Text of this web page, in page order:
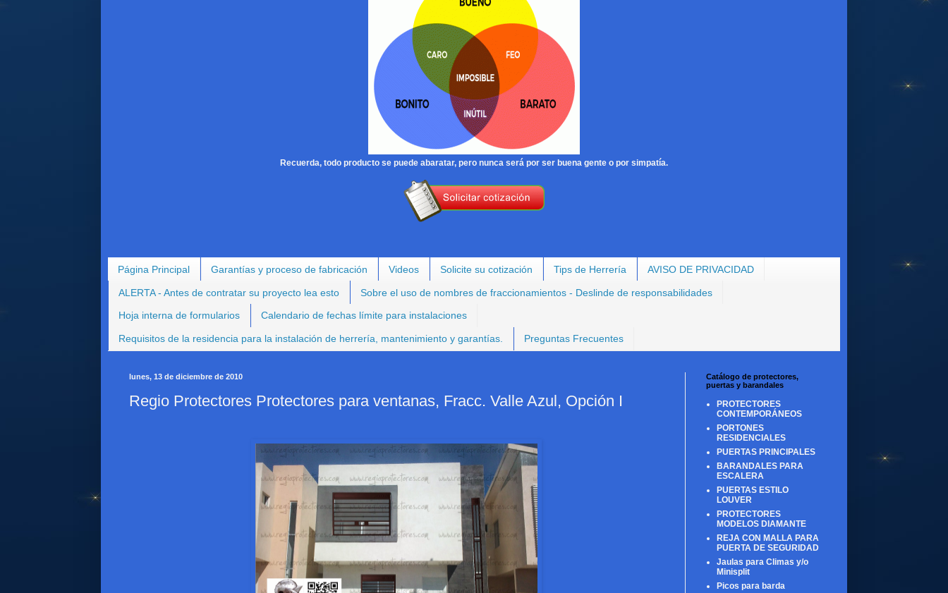
Recuerda, todo producto se puede abaratar, pero nunca será por ser buena gente o por simpatía.
Página Principal Garantías y proceso de fabricación Videos Solicite su cotización Tips de Herrería AVISO DE PRIVACIDAD
ALERTA - Antes de contratar su proyecto lea esto Sobre el uso de nombres de fraccionamientos - Deslinde de responsabilidades
Hoja interna de formularios Calendario de fechas límite para instalaciones
Requisitos de la residencia para la instalación de herrería, mantenimiento y garantías. Preguntas Frecuentes
lunes, 13 de diciembre de 2010
Regio Protectores Protectores para ventanas, Fracc. Valle Azul, Opción I
Catálogo de protectores,
puertas y barandales
PROTECTORES
CONTEMPORÁNEOS
PORTONES
RESIDENCIALES
PUERTAS PRINCIPALES
BARANDALES PARA
ESCALERA
PUERTAS ESTILO
LOUVER
PROTECTORES
MODELOS DIAMANTE
REJA CON MALLA PARA
PUERTA DE SEGURIDAD
Jaulas para Climas y/o
Minisplit
Picos para barda